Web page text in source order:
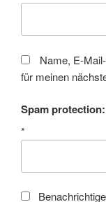
Name, E-
für meinen
Spam
*